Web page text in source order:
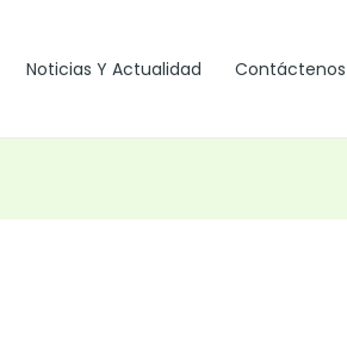
Noticias Y Actualidad Contáctenos